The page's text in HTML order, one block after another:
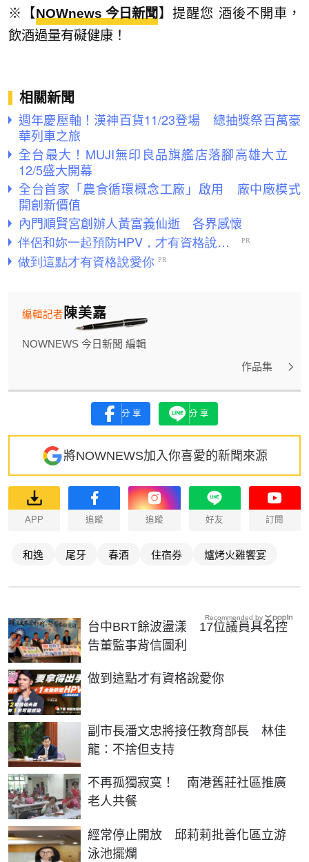
※【NOWnews 今日新聞】提醒您 酒後不開車，
飲酒過量有礙健康！
相關新聞
週年慶壓軸！漢神百貨11/23登場 總抽獎祭百萬豪
華列車之旅
全台最大！MUJI無印良品旗艦店落腳高雄大立
12/5盛大開幕
全台首家「農食循環概念工廠」啟用 廠中廠模式
開創新價值
內門順賢宮創辦人黃富義仙逝 各界感懷
陳美嘉
編輯記者
NOWNEWS 今日新聞 編輯
作品集
分享 分享
將NOWNEWS加入你喜愛的新聞來源
APP 追蹤 追蹤 好友 訂閱
和逸 尾牙 春酒 住宿券 爐烤火雞饗宴
台中BRT餘波盪漾 17位議員具名控
告董監事背信圖利
做到這點才有資格說愛你
PR
副市長潘文忠將接任教育部長 林佳
龍：不捨但支持
不再孤獨寂寞！ 南港舊莊社區推廣
老人共餐
經常停止開放 邱莉莉批善化區立游
泳池擺爛
Recommended by